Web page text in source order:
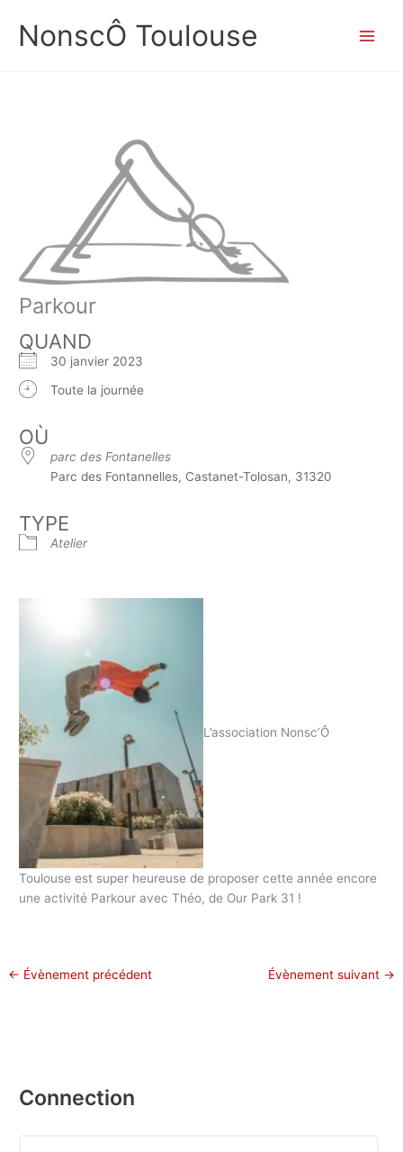
contenu
NonscÔ Toulouse
Parkour
QUAND
30 janvier 2023
Toute la journée
OÙ
parc des Fontanelles
Parc des Fontannelles, Castanet-Tolosan, 31320
TYPE
Atelier
L’association Nonsc’Ô
Toulouse est super heureuse de proposer cette année encore
une activité Parkour avec Théo, de Our Park 31 !
← Évènement précédent Évènement suivant →
Connection